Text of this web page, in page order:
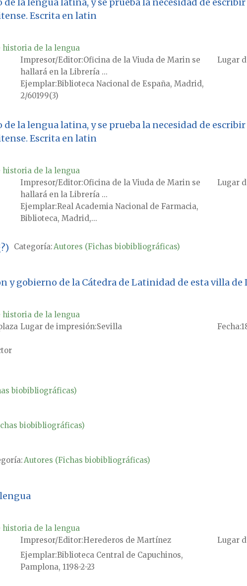
la lengua latina, y se prueba la necesidad de
Escrita en latin
de la lengua
Impresor/Editor Oficina de la Viuda de Marin se
hallará en la Librería ...
Lugar
Ejemplar Biblioteca Nacional de España, Madrid,
2/60199(3)
la lengua latina, y se prueba la necesidad de
Escrita en latin
de la lengua
Impresor/Editor Oficina de la Viuda de Marin se
hallará en la Librería ...
Lugar
Ejemplar Real Academia Nacional de Farmacia,
Biblioteca, Madrid,...
Categoría:Autores (Fichas biobibliográficas)
y gobierno de la Cátedra de Latinidad de esta villa de
de la lengua
Lugar de impresión Sevilla Fecha
biobibliográficas)
biobibliográficas)
Autores (Fichas biobibliográficas)
de la lengua
Impresor/Editor Herederos de Martínez
Lugar
Ejemplar Biblioteca Central de Capuchinos,
Pamplona, 1198-2-23